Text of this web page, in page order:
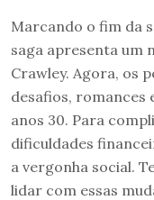
Marcando o fim da
saga apresenta um
Crawley. Agora, os
desafios, romances
anos 30. Para
dificuldades
a vergonha social.
lidar com essas